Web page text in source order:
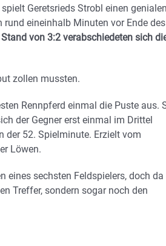
Geretsrieds Strobl einen genialen
eineinhalb Minuten vor Ende des
von 3:2 verabschiedeten sich
zollen mussten.
Rennpferd einmal die Puste aus.
der Gegner erst einmal im Drittel
der 52. Spielminute. Erzielt vom
Löwen.
eines sechsten Feldspielers, doch da
Treffer, sondern sogar noch den